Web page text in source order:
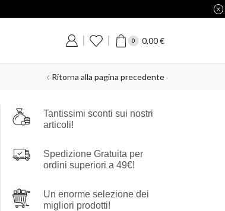
0 0,00€
Ritorna alla pagina precedente
Tantissimi sconti sui nostri
articoli!
Spedizione Gratuita per
ordini superiori a 49€!
Un enorme selezione dei
migliori prodotti!